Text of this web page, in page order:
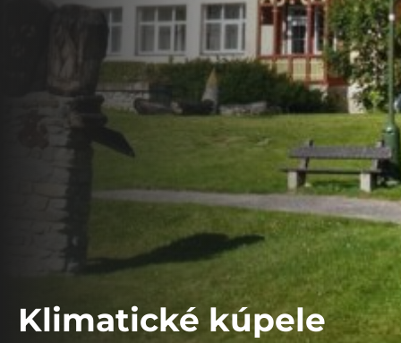
Klimatické kúpele